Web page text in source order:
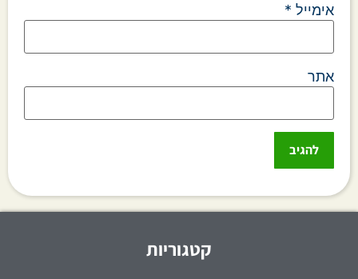
אימייל *
אתר
קטגוריות